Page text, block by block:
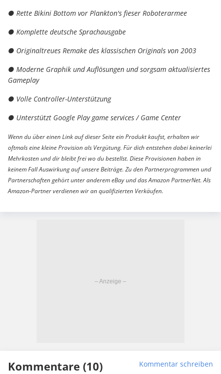
● Rette Bikini Bottom vor Plankton's fieser Roboterarmee
● Komplette deutsche Sprachausgabe
● Originaltreues Remake des klassischen Originals von 2003
● Moderne Graphik und Auflösungen und sorgsam aktualisiertes
Gameplay
● Volle Controller-Unterstützung
● Unterstützt Google Play game services / Game Center
Wenn du über einen Link auf dieser Seite ein Produkt kaufst, erhalten wir
oftmals eine kleine Provision als Vergütung. Für dich entstehen dabei keinerlei
Mehrkosten und dir bleibt frei wo du bestellst. Diese Provisionen haben in
keinem Fall Auswirkung auf unsere Beiträge. Zu den Partnerprogrammen und
Partnerschaften gehört unter anderem eBay und das Amazon PartnerNet. Als
Amazon-Partner verdienen wir an qualifizierten Verkäufen.
Kommentare (10) Kommentar schreiben